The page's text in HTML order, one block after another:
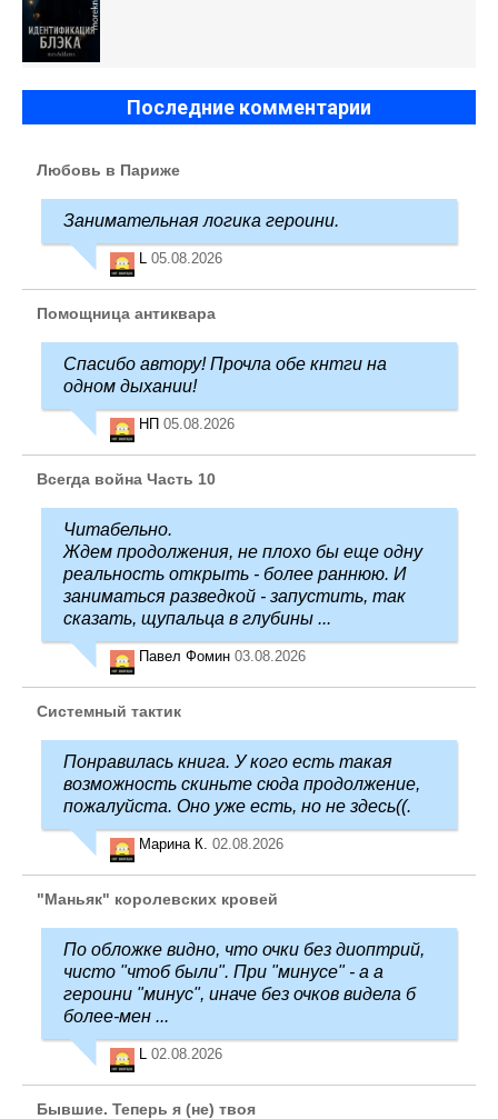
Последние комментарии
Любовь в Париже
Занимательная логика героини.
05.08.2026
Помощница антиквара
Спасибо автору! Прочла обе кнтги на
одном дыхании!
НП 05.08.2026
Всегда война Часть 10
Читабельно.
Ждем продолжения, не плохо бы еще одну
реальность открыть - более раннюю. И
заниматься разведкой - запустить, так
сказать, щупальца в глубины ...
Павел Фомин 03.08.2026
Системный тактик
Понравилась книга. У кого есть такая
возможность скиньте сюда продолжение,
пожалуйста. Оно уже есть, но не здесь((.
Марина К. 02.08.2026
"Маньяк" королевских кровей
По обложке видно, что очки без диоптрий,
чисто "чтоб были". При "минусе" - а а
героини "минус", иначе без очков видела б
более-мен ...
02.08.2026
Бывшие. Теперь я (не) твоя